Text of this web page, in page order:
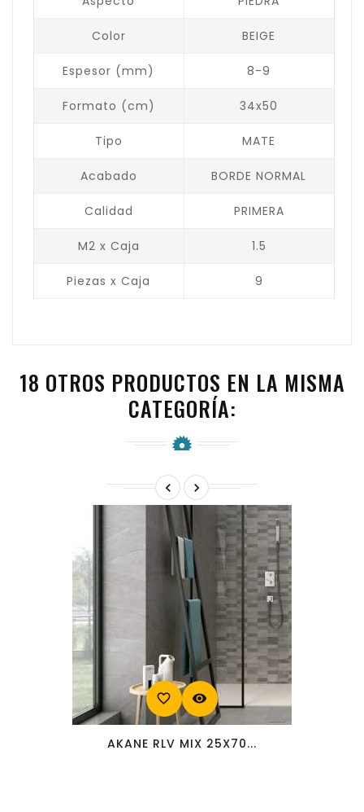
Color BEIGE
Espesor (mm) 8-9
Formato (cm) 34x50
Tipo MATE
Acabado BORDE NORMAL
Calidad PRIMERA
M2 x Caja 1.5
Piezas x Caja 9
18 OTROS PRODUCTOS EN LA MISMA
CATEGORÍA:
 
favorite_border visibility
AKANE RLV MIX 25X70...